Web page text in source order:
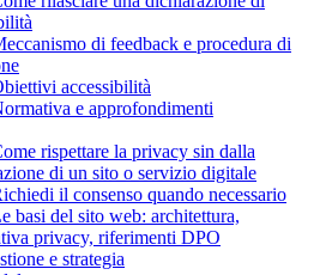
di feedback e procedura di
accessibilità
e approfondimenti
rispettare la privacy sin dalla
di un sito o servizio digitale
il consenso quando necessario
basi del sito web: architettura,
privacy, riferimenti DPO
e strategia